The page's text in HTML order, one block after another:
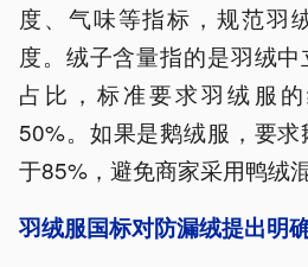
度、气味等指标，规范羽
度。绒子含量指的是羽绒
占比，标准要求羽绒服
50%。如果是鹅绒服，要
于85%，避免商家采用鸭绒
羽绒服国标对防漏绒提出明